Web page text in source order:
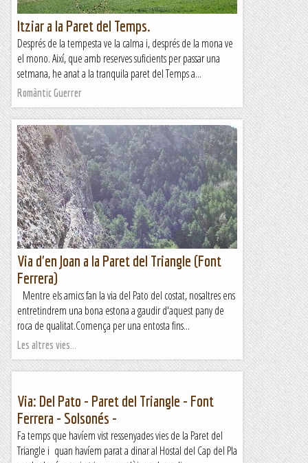
Itziar a la Paret del Temps.
Després de la tempesta ve la calma i, després de la mona ve
el mono. Així, que amb reserves suficients per passar una
setmana, he anat a la tranquila paret del Temps a...
Romàntic Guerrer
Via d'en Joan a la Paret del Triangle (Font
Ferrera)
Mentre els amics fan la via del Pato del costat, nosaltres ens
entretindrem una bona estona a gaudir d'aquest pany de
roca de qualitat.Comença per una entosta fins...
Les altres vies...
Via: Del Pato - Paret del Triangle - Font
Ferrera - Solsonés -
Fa temps que havíem vist ressenyades vies de la Paret del
Triangle i quan havíem parat a dinar al Hostal del Cap del Pla